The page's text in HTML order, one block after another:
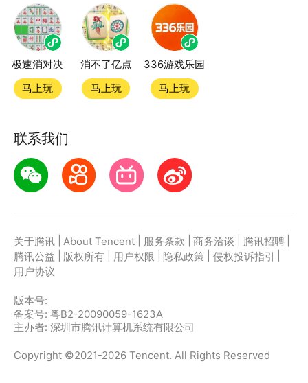
激战小怪兽小游戏双平台畅玩
官方授权，在电脑上和手机上双端都能直接畅玩微信小
游戏
第一步：点击下载应用宝客户端，第二步：一键登录，
第三步：直接拉起微信小游戏激战小怪兽畅玩
极速消对决
马上玩
消不了亿点
马上玩
336游戏乐园
马上玩
联系我们
关于腾讯 About Tencent 服务条款 商务洽谈 腾讯招聘
腾讯公益
版权所有 用户权限 隐私政策 侵权投诉指引
用户协议
版本号:
备案号: 粤B2-20090059-1623A
主办者: 深圳市腾讯计算机系统有限公司
Copyright ©2021-2026 Tencent. All Rights Reserved